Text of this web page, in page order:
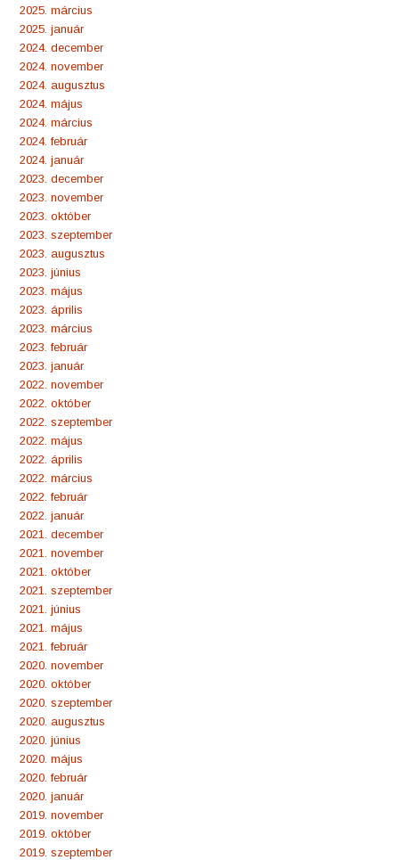
2025. március
2025. január
2024. december
2024. november
2024. augusztus
2024. május
2024. március
2024. február
2024. január
2023. december
2023. november
2023. október
2023. szeptember
2023. augusztus
2023. június
2023. május
2023. április
2023. március
2023. február
2023. január
2022. november
2022. október
2022. szeptember
2022. május
2022. április
2022. március
2022. február
2022. január
2021. december
2021. november
2021. október
2021. szeptember
2021. június
2021. május
2021. február
2020. november
2020. október
2020. szeptember
2020. augusztus
2020. június
2020. május
2020. február
2020. január
2019. november
2019. október
2019. szeptember